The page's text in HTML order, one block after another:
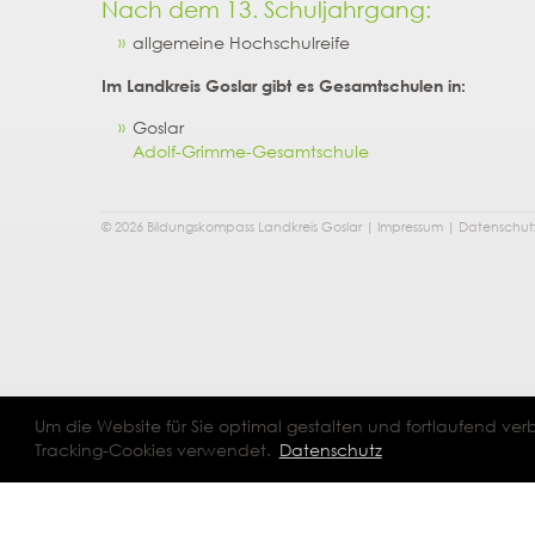
Um die Website für Sie optimal gestalten und fortlaufend
Tracking-Cookies verwendet. Datenschutz
Nach dem 13. Schuljahrgang:
allgemeine Hochschulreife
Im Landkreis Goslar gibt es Gesamtschulen in:
Goslar
Adolf-Grimme-Gesamtschule
© 2026 Bildungskompass Landkreis Goslar | Impressum|